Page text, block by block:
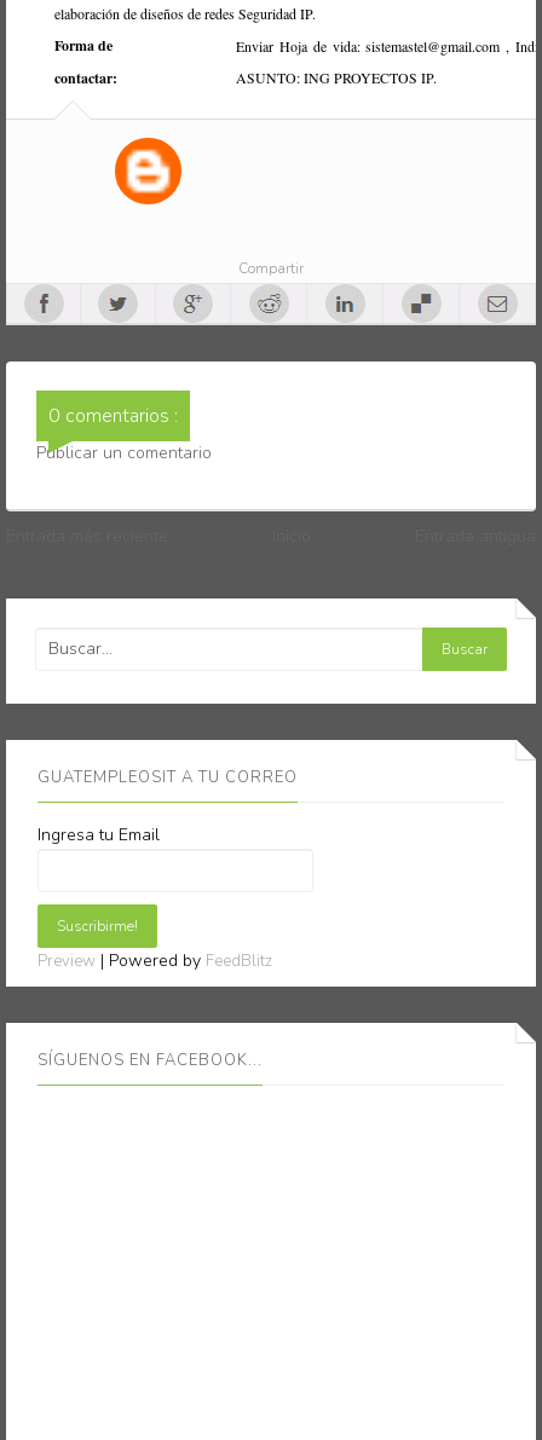
elaboración de diseños de redes Seguridad IP.
Forma de
contactar:
Enviar Hoja de vida: sistemastel@gmail.com ,
ASUNTO: ING PROYECTOS IP.
Compartir
0 comentarios :
Publicar un comentario
GUATEMPLEOSIT A TU CORREO
Ingresa tu Email
Preview | Powered by FeedBlitz
SÍGUENOS EN FACEBOOK...